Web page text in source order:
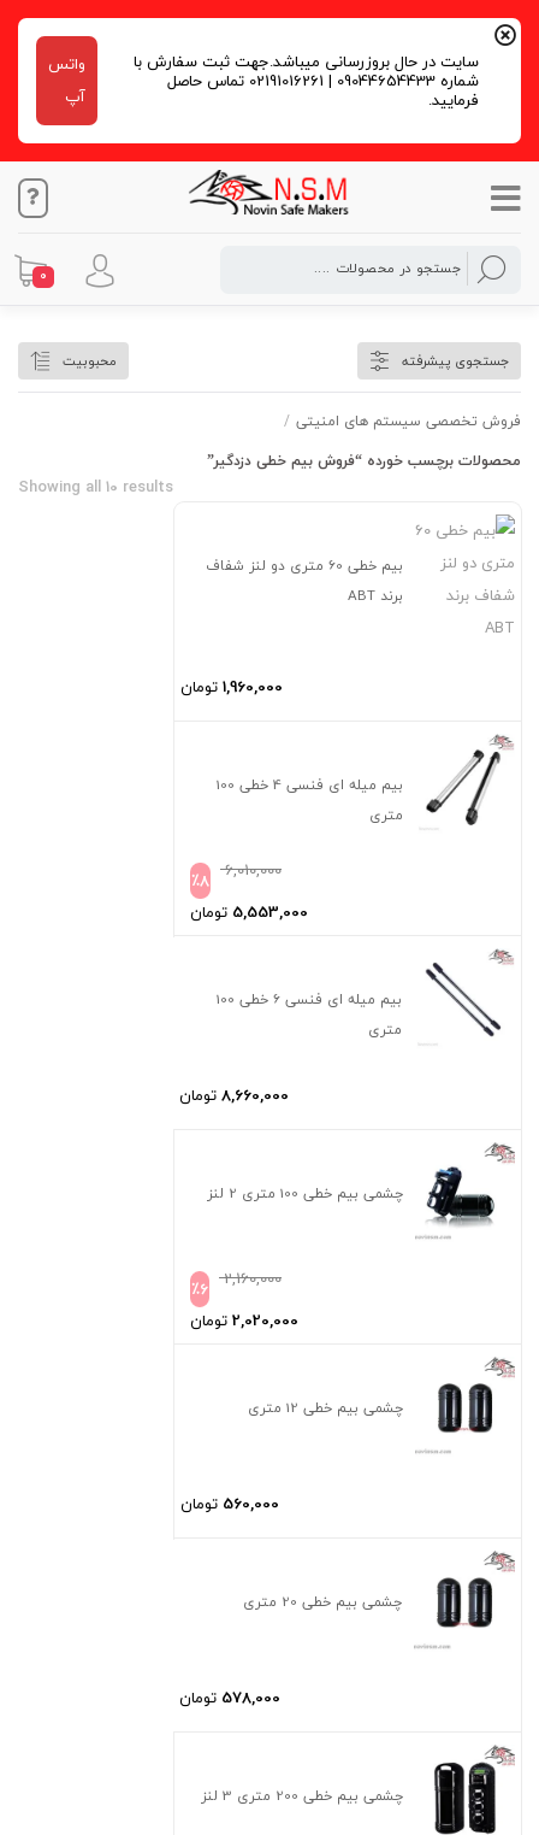
سایت در حال بروزرسانی میباشد.جهت ثبت سفارش با
شماره 09044654433 | 02191016261 تماس حاصل
فرمایید.
واتس
آپ
0
فروش بیم خطی دزدگیر
جستجوی پیشرفته محبوبیت
فروش تخصصی سیستم های امنیتی /
محصولات برچسب خورده “فروش بیم خطی دزدگیر”
Showing all 10 results
بیم خطی 60 متری دو لنز شفاف
برند ABT
1,960,000تومان
بیم میله ای فنسی 4 خطی 100
متری
٪8 6,010,000
5,553,000 تومان
بیم میله ای فنسی 6 خطی 100
متری
8,660,000تومان
چشمی بیم خطی 100 متری 2 لنز
٪6 2,160,000
2,020,000تومان
چشمی بیم خطی 12 متری
560,000 تومان
چشمی بیم خطی 20 متری
578,000 تومان
چشمی بیم خطی 200 متری 3 لنز